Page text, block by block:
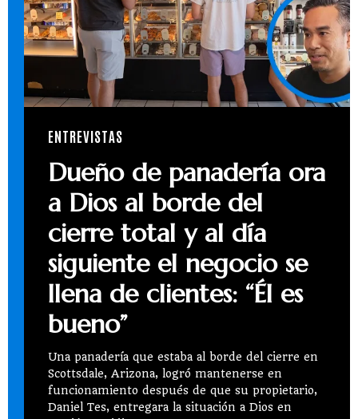
ENTREVISTAS
Dueño de panadería ora
a Dios al borde del
cierre total y al día
siguiente el negocio se
llena de clientes: “Él es
bueno”
Una panadería que estaba al borde del cierre en
Scottsdale, Arizona, logró mantenerse en
funcionamiento después de que su propietario,
Daniel Tes, entregara la situación a Dios en